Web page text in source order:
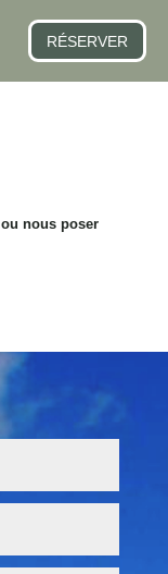
RÉSERVER
nous poser